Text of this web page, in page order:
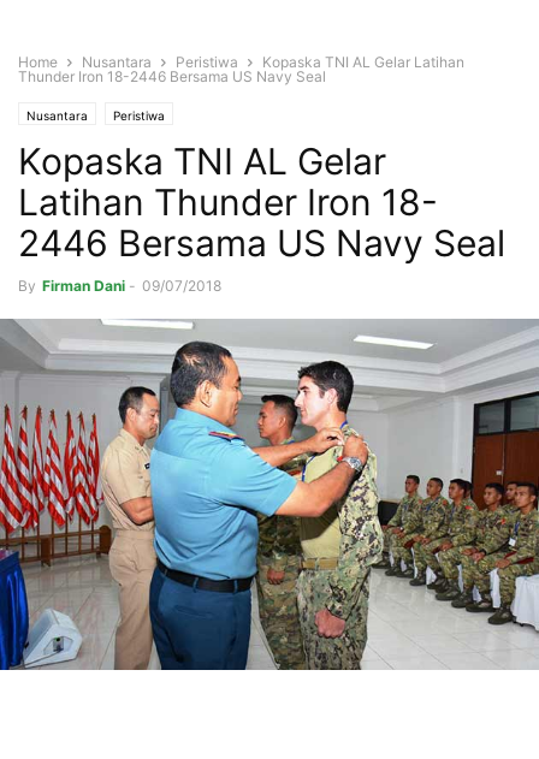
Home Nusantara Peristiwa
Kopaska TNI AL Gelar Latihan
Thunder Iron 18-2446 Bersama US Navy Seal
Nusantara Peristiwa
Kopaska TNI AL Gelar
Latihan Thunder Iron 18-
2446 Bersama US Navy Seal
By Firman Dani - 09/07/2018